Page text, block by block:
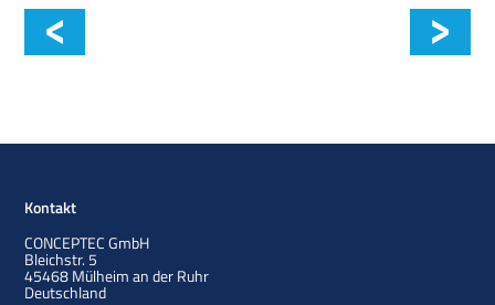
Kontakt
CONCEPTEC GmbH
Bleichstr. 5
45468Mülheim an der Ruhr
Deutschland